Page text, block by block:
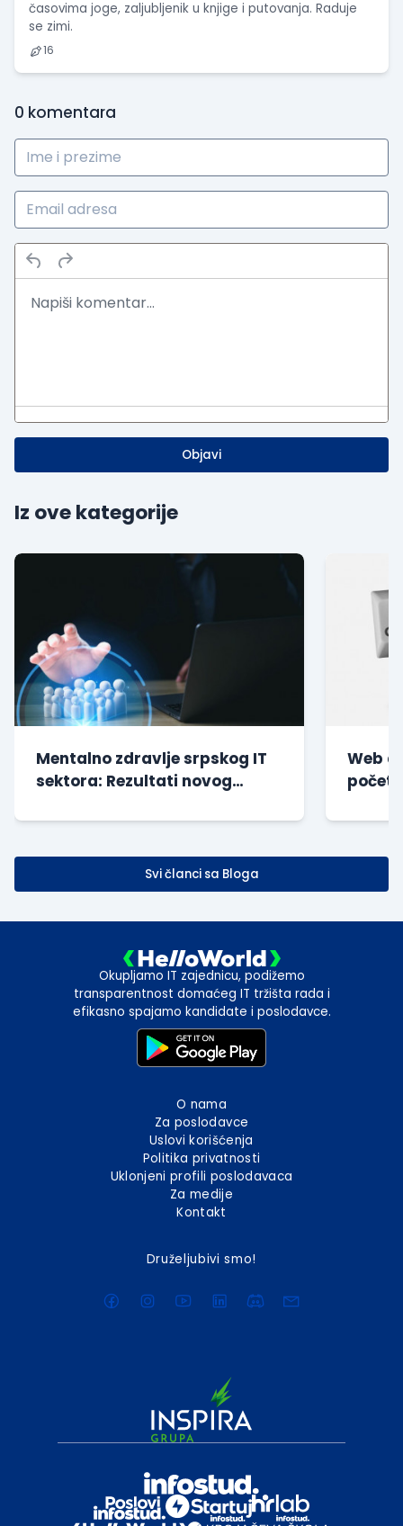
časovima joge, zaljubljenik u knjige i putovanja. Raduje
se zimi.
16
0 komentara
Objavi
Iz ove kategorije
Mentalno zdravlje srpskog IT
sektora: Rezultati novog
Web
Svi članci sa Bloga
Okupljamo IT zajednicu, podižemo
transparentnost domaćeg IT tržišta rada i
efikasno spajamo kandidate i poslodavce.
O nama
Za poslodavce
Uslovi korišćenja
Politika privatnosti
Uklonjeni profili poslodavaca
Za medije
Kontakt
Druželjubivi smo!